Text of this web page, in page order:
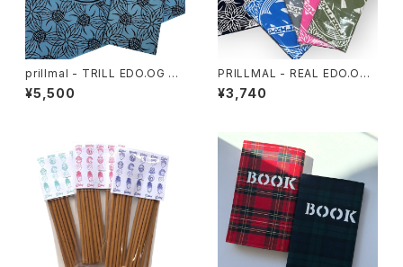
prillmal - TRILL EDO.OG 手
拭い
¥5,500
PRILLMAL - REAL EDO.OG 1
8th 手拭い
¥3,740